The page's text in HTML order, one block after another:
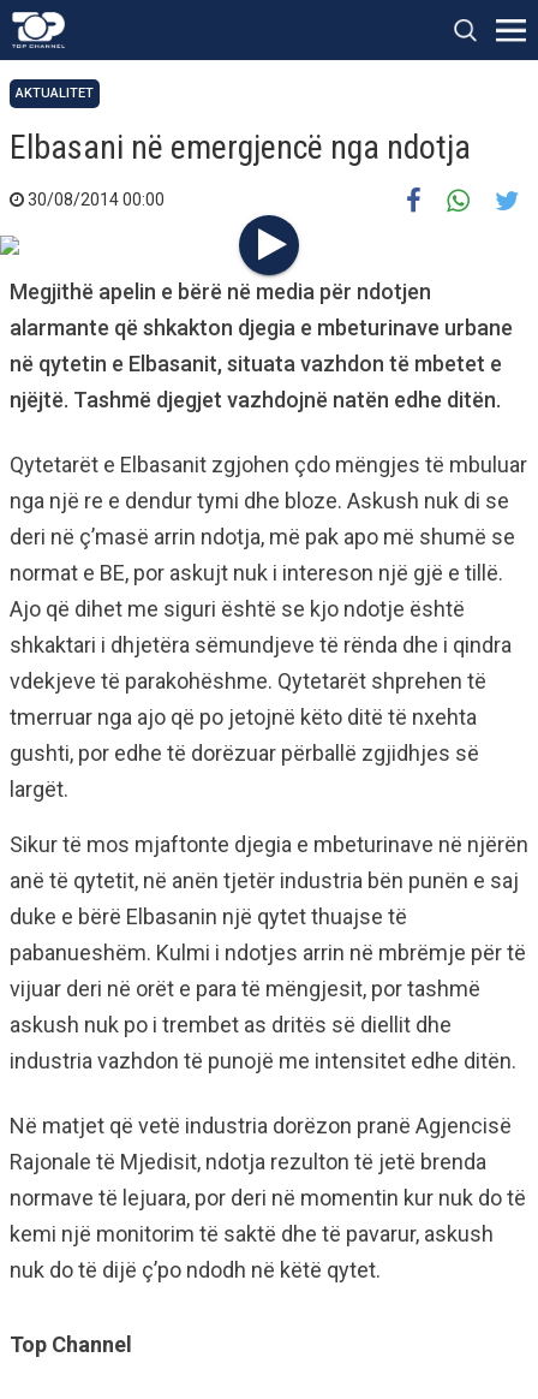
AKTUALITET
Elbasani në emergjencë nga ndotja
30/08/2014 00:00
Megjithë apelin e bërë në media për ndotjen
alarmante që shkakton djegia e mbeturinave urbane
në qytetin e Elbasanit, situata vazhdon të mbetet e
njëjtë. Tashmë djegjet vazhdojnë natën edhe ditën.
Qytetarët e Elbasanit zgjohen çdo mëngjes të mbuluar
nga një re e dendur tymi dhe bloze. Askush nuk di se
deri në ç’masë arrin ndotja, më pak apo më shumë se
normat e BE, por askujt nuk i intereson një gjë e tillë.
Ajo që dihet me siguri është se kjo ndotje është
shkaktari i dhjetëra sëmundjeve të rënda dhe i qindra
vdekjeve të parakohëshme. Qytetarët shprehen të
tmerruar nga ajo që po jetojnë këto ditë të nxehta
gushti, por edhe të dorëzuar përballë zgjidhjes së
largët.
Sikur të mos mjaftonte djegia e mbeturinave në njërën
anë të qytetit, në anën tjetër industria bën punën e saj
duke e bërë Elbasanin një qytet thuajse të
pabanueshëm. Kulmi i ndotjes arrin në mbrëmje për të
vijuar deri në orët e para të mëngjesit, por tashmë
askush nuk po i trembet as dritës së diellit dhe
industria vazhdon të punojë me intensitet edhe ditën.
Në matjet që vetë industria dorëzon pranë Agjencisë
Rajonale të Mjedisit, ndotja rezulton të jetë brenda
normave të lejuara, por deri në momentin kur nuk do të
kemi një monitorim të saktë dhe të pavarur, askush
nuk do të dijë ç’po ndodh në këtë qytet.
Top Channel